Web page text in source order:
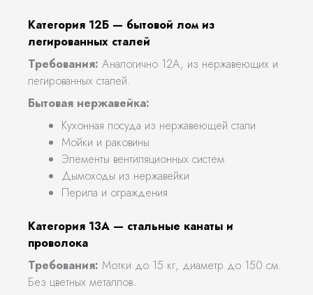
Категория 12Б — бытовой лом из
легированных сталей
Требования: Аналогично 12А, из нержавеющих и
легированных сталей.
Бытовая нержавейка:
Кухонная посуда из нержавеющей стали
Мойки и раковины
Элементы вентиляционных систем
Дымоходы из нержавейки
Перила и ограждения
Категория 13А — стальные канаты и
проволока
Требования: Мотки до 15 кг, диаметр до 150 см.
Без цветных металлов.